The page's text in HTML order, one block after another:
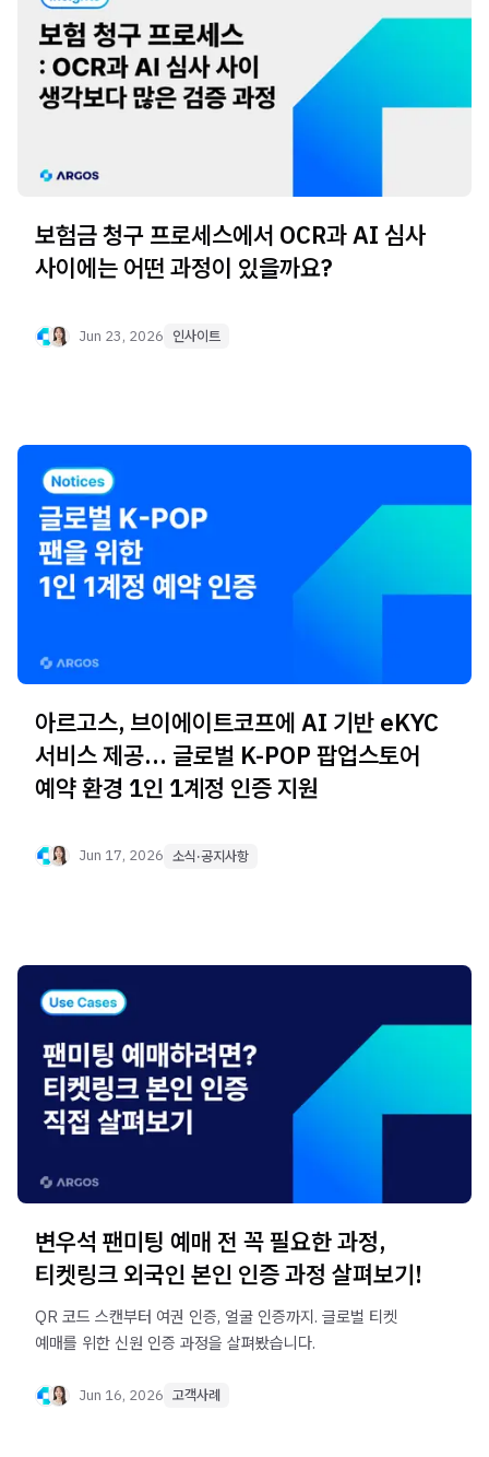
보험금 청구 프로세스에서 OCR과 AI 심사
사이에는 어떤 과정이 있을까요?
Jun 23, 2026 인사이트
아르고스, 브이에이트코프에 AI 기반 eKYC
서비스 제공… 글로벌 K-POP 팝업스토어
예약 환경 1인 1계정 인증 지원
Jun 17, 2026 소식·공지사항
변우석 팬미팅 예매 전 꼭 필요한 과정,
티켓링크 외국인 본인 인증 과정 살펴보기!
QR 코드 스캔부터 여권 인증, 얼굴 인증까지. 글로벌 티켓
예매를 위한 신원 인증 과정을 살펴봤습니다.
Jun 16, 2026 고객사례